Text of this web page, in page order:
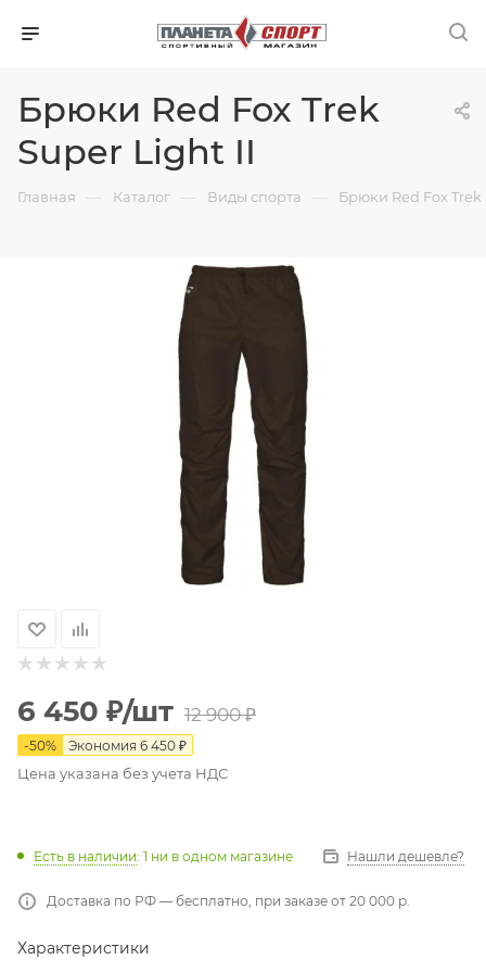
Брюки Red Fox Trek
Super Light II
Главная — Каталог — Виды спорта — Брюки Red Fox
6 450 ₽/шт 12 900₽
-50% Экономия 6 450 ₽
Цена указана без учета НДС
Есть в наличии: 1 ни в одном магазине Нашли дешевле?
Доставка по РФ — бесплатно, при заказе от 20 000 р.
Характеристики